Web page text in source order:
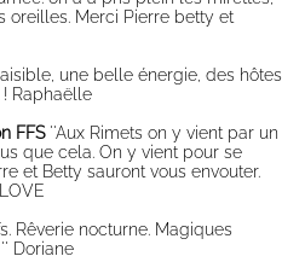
Merci Pierre betty et
une belle énergie, des hôtes
Raphaëlle
FFS ''Aux Rimets on y vient par un
que cela. On y vient pour se
et Betty sauront vous envouter.
Rêverie nocturne. Magiques
Doriane